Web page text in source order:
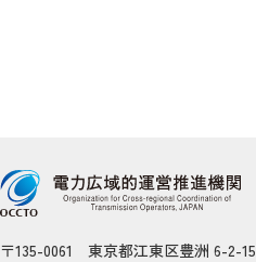
〒135-0061 東京都江東区豊洲 6-2-15